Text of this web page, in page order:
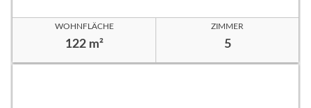
WOHNFLÄCHE
122 m²
ZIMMER
5